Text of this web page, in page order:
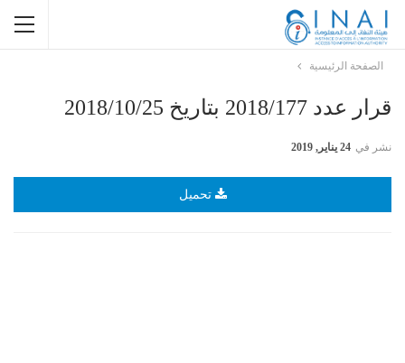
الصفحة الرئيسية
قرار عدد 2018/177 بتاريخ 2018/10/25
نشر في 24 يناير, 2019
تحميل